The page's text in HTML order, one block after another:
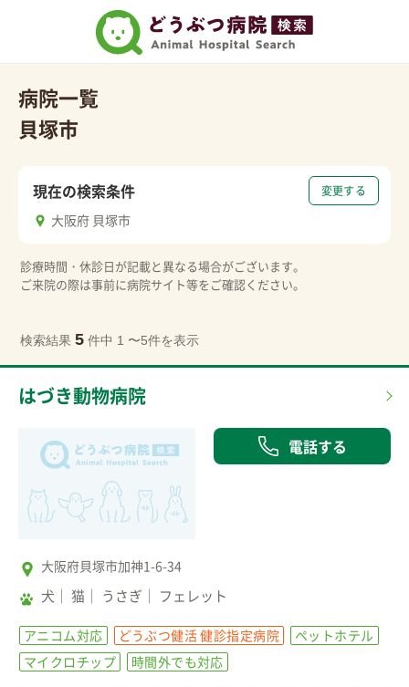
病院一覧
貝塚市
変更する
現在の検索条件
大阪府 貝塚市
診療時間・休診日が記載と異なる場合がございます。
ご来院の際は事前に病院サイト等をご確認ください。
検索結果 5 件中 1 〜5件を表示
はづき動物病院
電話する
大阪府貝塚市加神1-6-34
犬 猫 うさぎ フェレット
アニコム対応 どうぶつ健活 健診指定病院
ペットホテル
マイクロチップ
時間外でも対応